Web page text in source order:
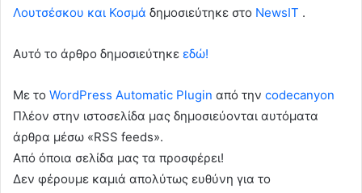
Λουτσέσκου και Κοσμά δημοσιεύτηκε στο NewsIT .
Αυτό το άρθρο δημοσιεύτηκε εδώ!
Με το WordPress Automatic Plugin από την codecanyon
Πλέον στην ιστοσελίδα μας δημοσιεύονται αυτόματα
άρθρα μέσω «RSS feeds».
Από όποια σελίδα μας τα προσφέρει!
Δεν φέρουμε καμιά απολύτως ευθύνη για το